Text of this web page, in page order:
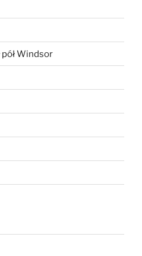
Windsor